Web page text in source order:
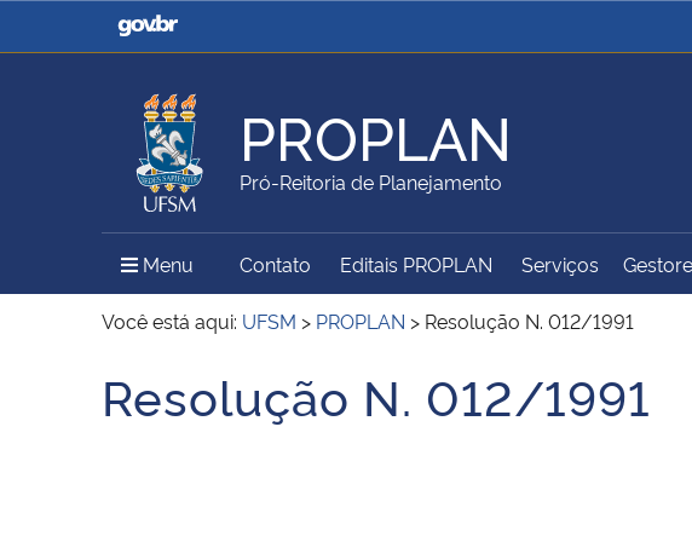
Casa Civil
Ministério da Justiça e
Ministério da
Ministério da Agricultura,
Pecuária e Abastecimento
Ministério da Educação
Ministério do Meio Ambiente Ministério do Turismo
Ministério do
Secretaria de Governo
Gabinete de Segurança
Advocacia-
PROPLAN
Pró-Reitoria de Planejamento
Menu Menu Principal do Sítio
Contato Editais PROPLAN Serviços
Você está aqui: UFSM > PROPLAN > Resolução N. 012/1991
Início do conteúdo
Resolução N. 012/1991